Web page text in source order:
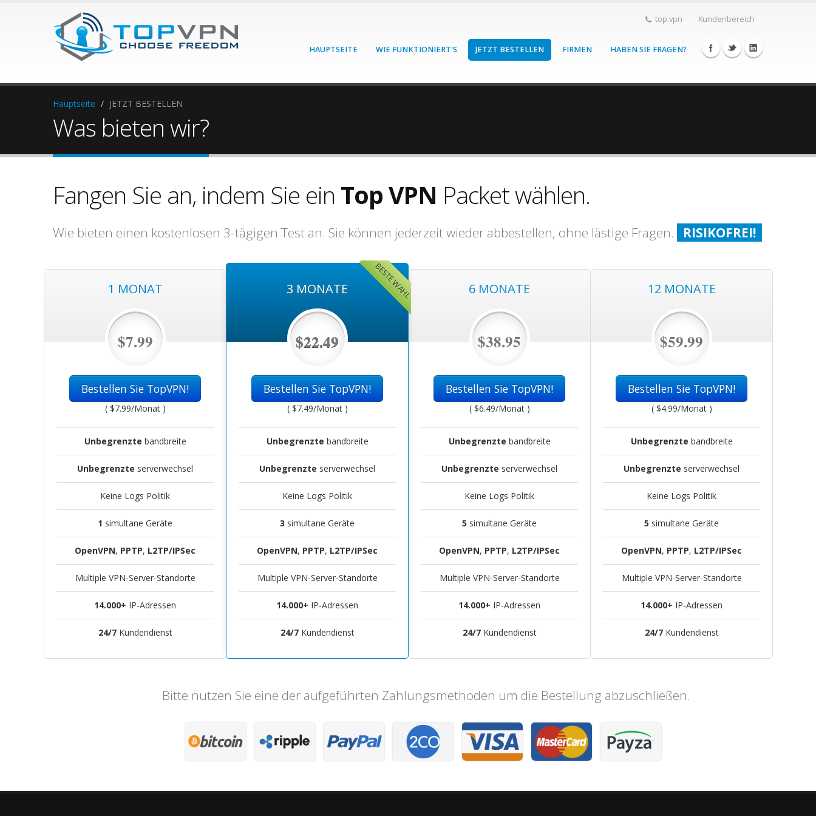
top.vpn Kundenbereich
HAUPTSEITE WIE FUNKTIONIERT'S JETZT BESTELLEN FIRMEN HABEN SIE FRAGEN?
Hauptseite / JETZT BESTELLEN
Was bieten wir?
Fangen Sie an, indem Sie ein Top VPN Packet wählen.
Wie bieten einen kostenlosen 3-tägigen Test an. Sie können jederzeit wieder abbestellen, ohne lästige Fragen. RISIKOFREI!
1 MONAT
$7.99
Bestellen Sie TopVPN!
( $7.99/Monat )
Unbegrenzte bandbreite
Unbegrenzte serverwechsel
Keine Logs Politik
1 simultane Geräte
OpenVPN, PPTP, L2TP/IPSec
Multiple VPN-Server-Standorte
14.000+ IP-Adressen
24/7Kundendienst
BESTE WAHL
3 MONATE
$22.49
Bestellen Sie TopVPN!
( $7.49/Monat )
Unbegrenzte bandbreite
Unbegrenzte serverwechsel
Keine Logs Politik
3 simultane Geräte
OpenVPN, PPTP, L2TP/IPSec
Multiple VPN-Server-Standorte
14.000+ IP-Adressen
24/7Kundendienst
6 MONATE
$38.95
Bestellen Sie TopVPN!
( $6.49/Monat )
Unbegrenzte bandbreite
Unbegrenzte serverwechsel
Keine Logs Politik
5 simultane Geräte
OpenVPN, PPTP, L2TP/IPSec
Multiple VPN-Server-Standorte
14.000+ IP-Adressen
24/7Kundendienst
12 MONATE
$59.99
Bestellen Sie TopVPN!
( $4.99/Monat )
Unbegrenzte bandbreite
Unbegrenzte serverwechsel
Keine Logs Politik
5 simultane Geräte
OpenVPN, PPTP, L2TP/IPSec
Multiple VPN-Server-Standorte
14.000+ IP-Adressen
24/7Kundendienst
Bitte nutzen Sie eine der aufgeführten Zahlungsmethoden um die Bestellung abzuschließen.